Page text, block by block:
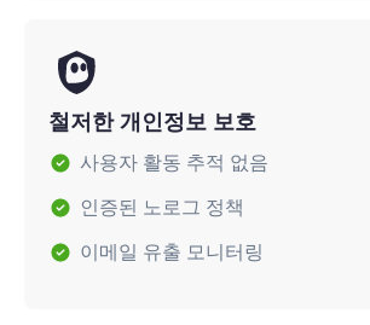
철저한 개인정보 보호
사용자 활동 추적 없음
인증된 노로그 정책
이메일 유출 모니터링